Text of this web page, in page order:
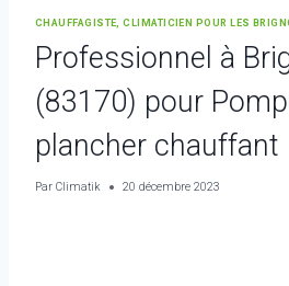
CHAUFFAGISTE, CLIMATICIEN POUR LES
Professionnel à
(83170) pour
plancher chauffant
Par Climatik 20 décembre 2023